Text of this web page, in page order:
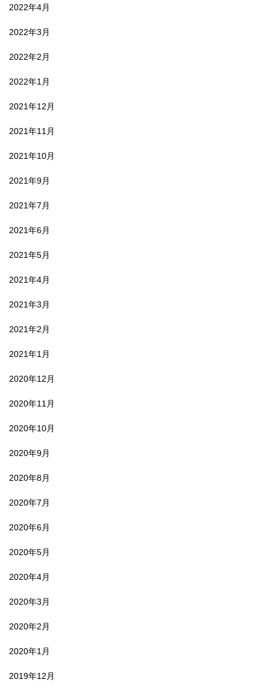
2022年4月
2022年3月
2022年2月
2022年1月
2021年12月
2021年11月
2021年10月
2021年9月
2021年7月
2021年6月
2021年5月
2021年4月
2021年3月
2021年2月
2021年1月
2020年12月
2020年11月
2020年10月
2020年9月
2020年8月
2020年7月
2020年6月
2020年5月
2020年4月
2020年3月
2020年2月
2020年1月
2019年12月